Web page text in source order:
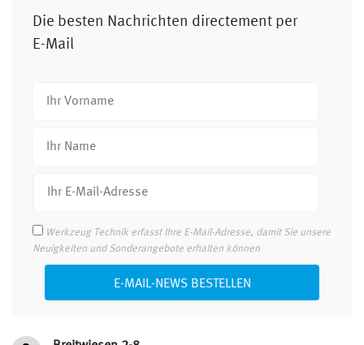
Die besten Nachrichten directement per
E-Mail
Werkzeug Technik erfasst Ihre E-Mail-Adresse, damit Sie unsere
Neuigkeiten und Sonderangebote erhalten können
E-MAIL-NEWS BESTELLEN